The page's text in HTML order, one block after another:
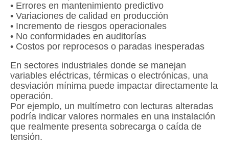
• Errores en mantenimiento predictivo
• Variaciones de calidad en producción
• Incremento de riesgos operacionales
• No conformidades en auditorías
• Costos por reprocesos o paradas inesperadas
En sectores industriales donde se manejan
variables eléctricas, térmicas o electrónicas, una
desviación mínima puede impactar directamente la
operación.
Por ejemplo, un multímetro con lecturas alteradas
podría indicar valores normales en una instalación
que realmente presenta sobrecarga o caída de
tensión.